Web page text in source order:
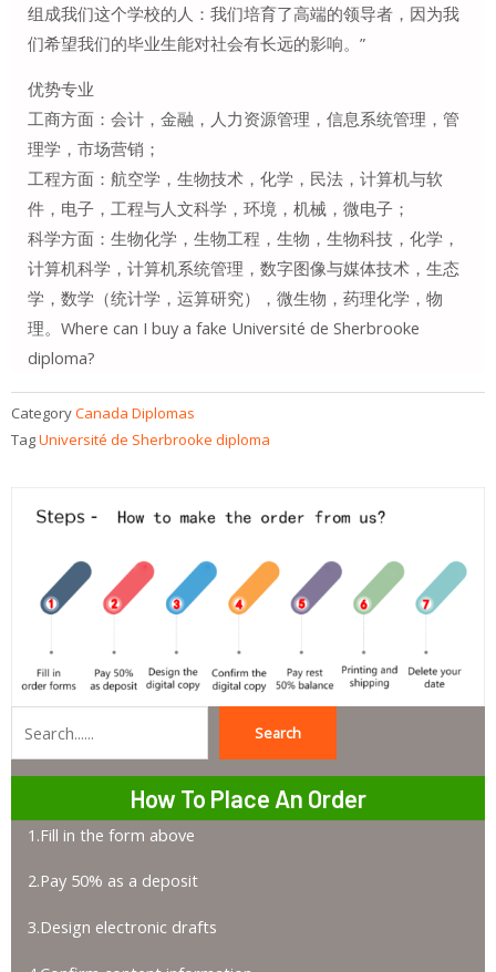
组成我们这个学校的人：我们培育了高端的领导者，因为我
们希望我们的毕业生能对社会有长远的影响。”
优势专业
工商方面：会计，金融，人力资源管理，信息系统管理，管
理学，市场营销；
工程方面：航空学，生物技术，化学，民法，计算机与软
件，电子，工程与人文科学，环境，机械，微电子；
科学方面：生物化学，生物工程，生物，生物科技，化学，
计算机科学，计算机系统管理，数字图像与媒体技术，生态
学，数学（统计学，运算研究），微生物，药理化学，物
理。Where can I buy a fake Université de Sherbrooke
diploma?
CategoryCanada Diplomas
TagUniversité de Sherbrooke diploma
Search
How To Place An Order
1.Fill in the form above
2.Pay 50% as a deposit
3.Design electronic drafts